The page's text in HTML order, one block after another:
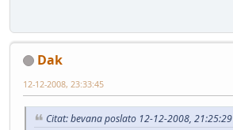
Dak
12-12-2008, 23:33:45
Citat: bevana poslato 12-12-2008, 21:25:29